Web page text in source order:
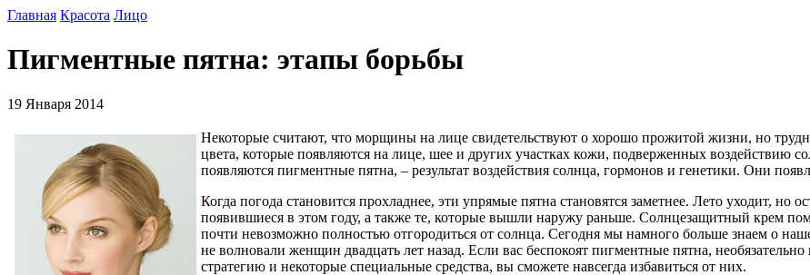
Главная Красота Лицо
Пигментные пятна: этапы борьбы
19 Января 2014
Некоторые считают, что морщины на лице свидетельствуют о хорошо прожитой жизни, но
цвета, которые появляются на лице, шее и других участках кожи, подверженных воздействию
появляются пигментные пятна, – результат воздействия солнца, гормонов и генетики. Они
Когда погода становится прохладнее, эти упрямые пятна становятся заметнее. Лето уходит, но
появившиеся в этом году, а также те, которые вышли наружу раньше. Солнцезащитный крем
почти невозможно полностью отгородиться от солнца. Сегодня мы намного больше знаем о
не волновали женщин двадцать лет назад. Если вас беспокоят пигментные пятна,
стратегию и некоторые специальные средства, вы сможете навсегда избавиться от них.